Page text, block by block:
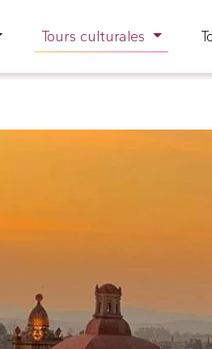
Tours culturales